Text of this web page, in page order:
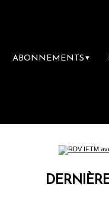
ABONNEMENTS ▼